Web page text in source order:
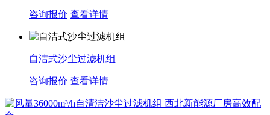
咨询报价 查看详情
自洁式沙尘过滤机组
咨询报价 查看详情